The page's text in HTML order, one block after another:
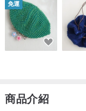
免運
商品介紹